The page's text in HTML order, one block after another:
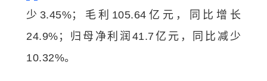
少3.45%；毛利105.64亿元，同比增长
24.9%；归母净利润41.7亿元，同比减少
10.32%。